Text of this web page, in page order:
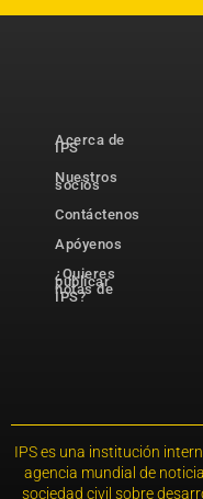
Acerca de
IPS
Nuestros
socios
Contáctenos
Apóyenos
¿Quieres
publicar
notas de
IPS?
IPS es una institución
agencia mundial de
sociedad civil sobre